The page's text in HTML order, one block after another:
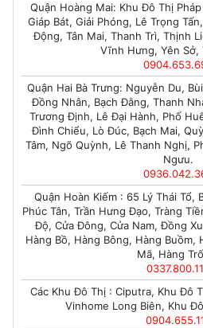
Quận Hoàng Mai: Khu Đô Thị
Giáp Bát, Giải Phóng, Lê Trọng
Động, Tân Mai, Thanh Trì, Thịnh
Vĩnh Hưng, Yên Sở,
Quận Hai Bà Trưng: Nguyễn Du,
Đồng Nhân, Bạch Đằng, Thanh
Trương Định, Lê Đại Hành, Phố
Đình Chiểu, Lò Đúc, Bạch Mai,
Tâm, Ngõ Quỳnh, Lê Thanh Nghị,
Ngưu.
Quận Hoàn Kiếm : 65 Lý Thái Tổ,
Phúc Tân, Trần Hưng Đạo, Tràng
Độ, Cửa Đông, Cửa Nam, Đồng
Hàng Bồ, Hàng Bông, Hàng Buồm,
Mã, Hàng
Các Khu Đô Thị : Ciputra, Khu Đô
Vinhome Long Biên, Khu